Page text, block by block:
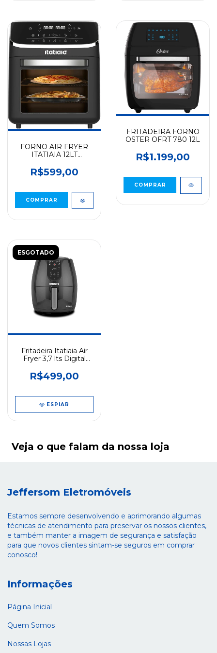
FORNO AIR FRYER
ITATIAIA 12LT
R$599,00
FRITADEIRA FORNO
OSTER OFRT 780 12L
R$1.199,00
ESGOTADO
Fritadeira Itatiaia Air
Fryer 3,7 lts Digital
R$499,00
ESPIAR
Veja o que falam da nossa loja
Jeffersom Eletromóveis
Estamos sempre desenvolvendo e aprimorando algumas
técnicas de atendimento para preservar os nossos clientes,
e também manter a imagem de segurança e satisfação
para que novos clientes sintam-se seguros em comprar
conosco!
Informações
Página Inicial
Quem Somos
Nossas Lojas